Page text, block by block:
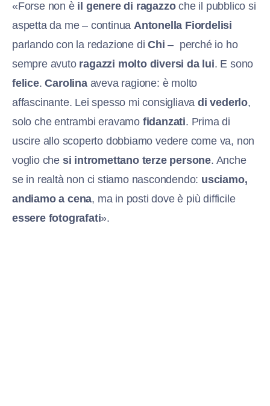
«Forse non è il genere di ragazzoche il pubblico si
aspetta da me – continuaAntonella Fiordelisi
parlando con la redazione diChi – perché io ho
sempre avuto ragazzi molto diversi da lui. E sono
felice.Carolinaaveva ragione: è molto
affascinante. Lei spesso mi consigliava di vederlo,
solo che entrambi eravamo fidanzati. Prima di
uscire allo scoperto dobbiamo vedere come va, non
voglio che si intromettano terze persone. Anche
se in realtà non ci stiamo nascondendo: usciamo,
andiamo a cena, ma in posti dove è più difficile
essere fotografati».